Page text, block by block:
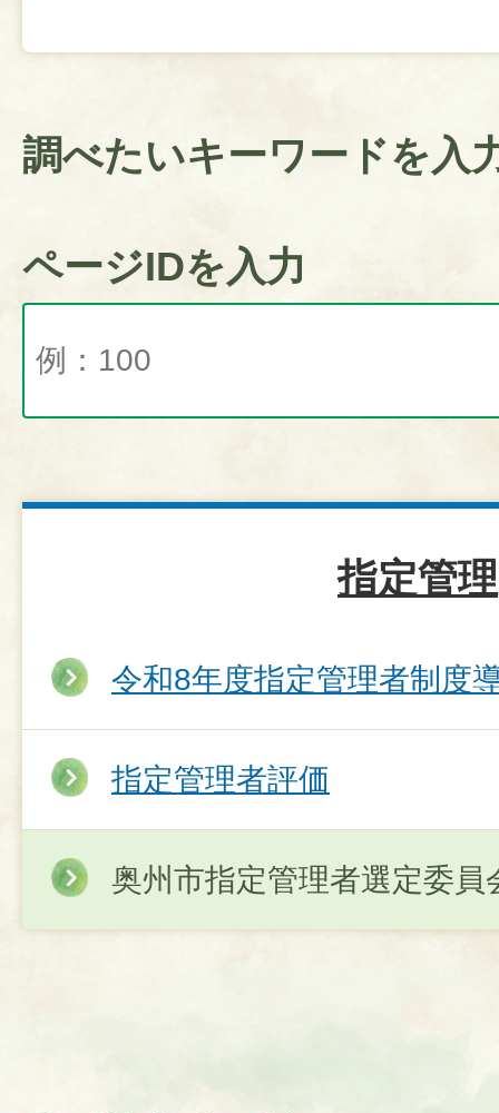
調べたいキーワードを入
ページIDを入力
指定管理
令和8年度指定管理者制度
指定管理者評価
奥州市指定管理者選定委